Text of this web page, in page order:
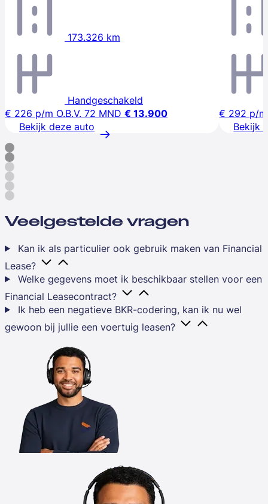
173.326 km
Handgeschakeld
€ 226 p/m O.B.V. 72 MND € 13.900
Bekijk deze auto
€ 292 p/m
Bekijk
Veelgestelde vragen
Kan ik als particulier ook gebruik maken van Financial
Lease?
Welke gegevens moet ik beschikbaar stellen voor een
Financial Leasecontract?
Ik heb een negatieve BKR-codering, kan ik nu wel
gewoon bij jullie een voertuig leasen?